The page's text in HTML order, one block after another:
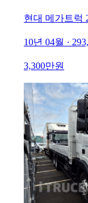
현대 메가트럭
10년 04월 ·
3,300만원